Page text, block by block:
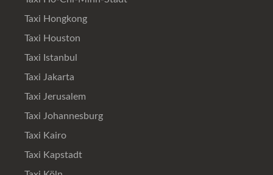
Taxi Hongkong
Taxi Houston
Taxi Istanbul
Taxi Jakarta
Taxi Jerusalem
Taxi Johannesburg
Taxi Kairo
Taxi Kapstadt